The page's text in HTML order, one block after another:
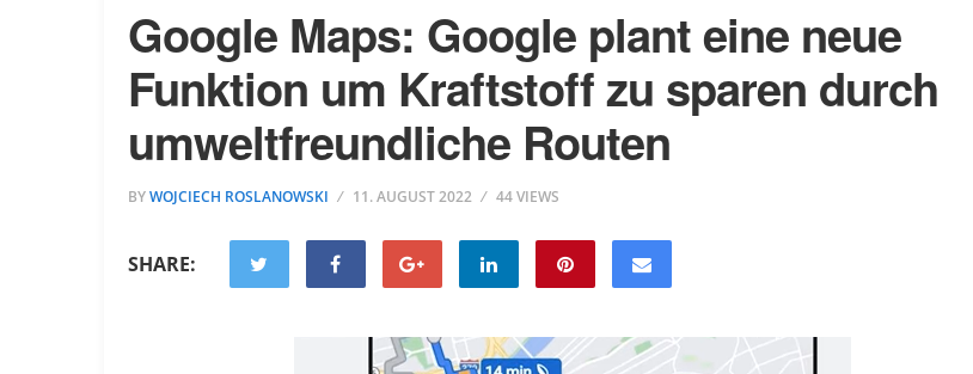
Google Maps: Google plant eine neue
Funktion um Kraftstoff zu sparen durch
umweltfreundliche Routen
BYWOJCIECH ROSLANOWSKI 11. AUGUST 2022 44 VIEWS
SHARE: